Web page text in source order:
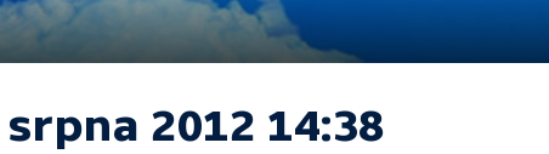
srpna 2012 14:38